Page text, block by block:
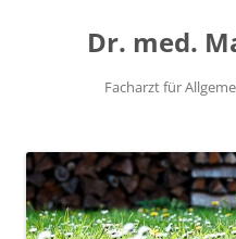
springenDr. med.
Facharzt für